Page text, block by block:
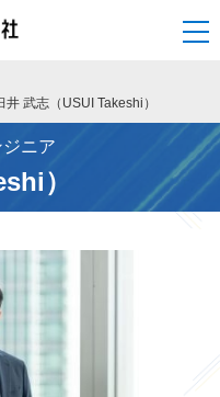
開く
武志（USUI Takeshi）
ニア
）